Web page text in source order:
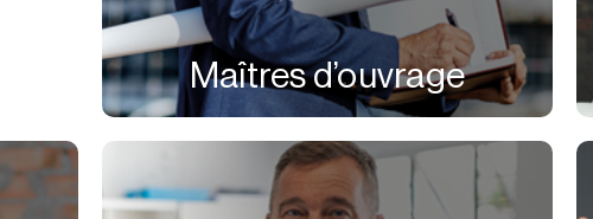
Maîtres d’ouvrage